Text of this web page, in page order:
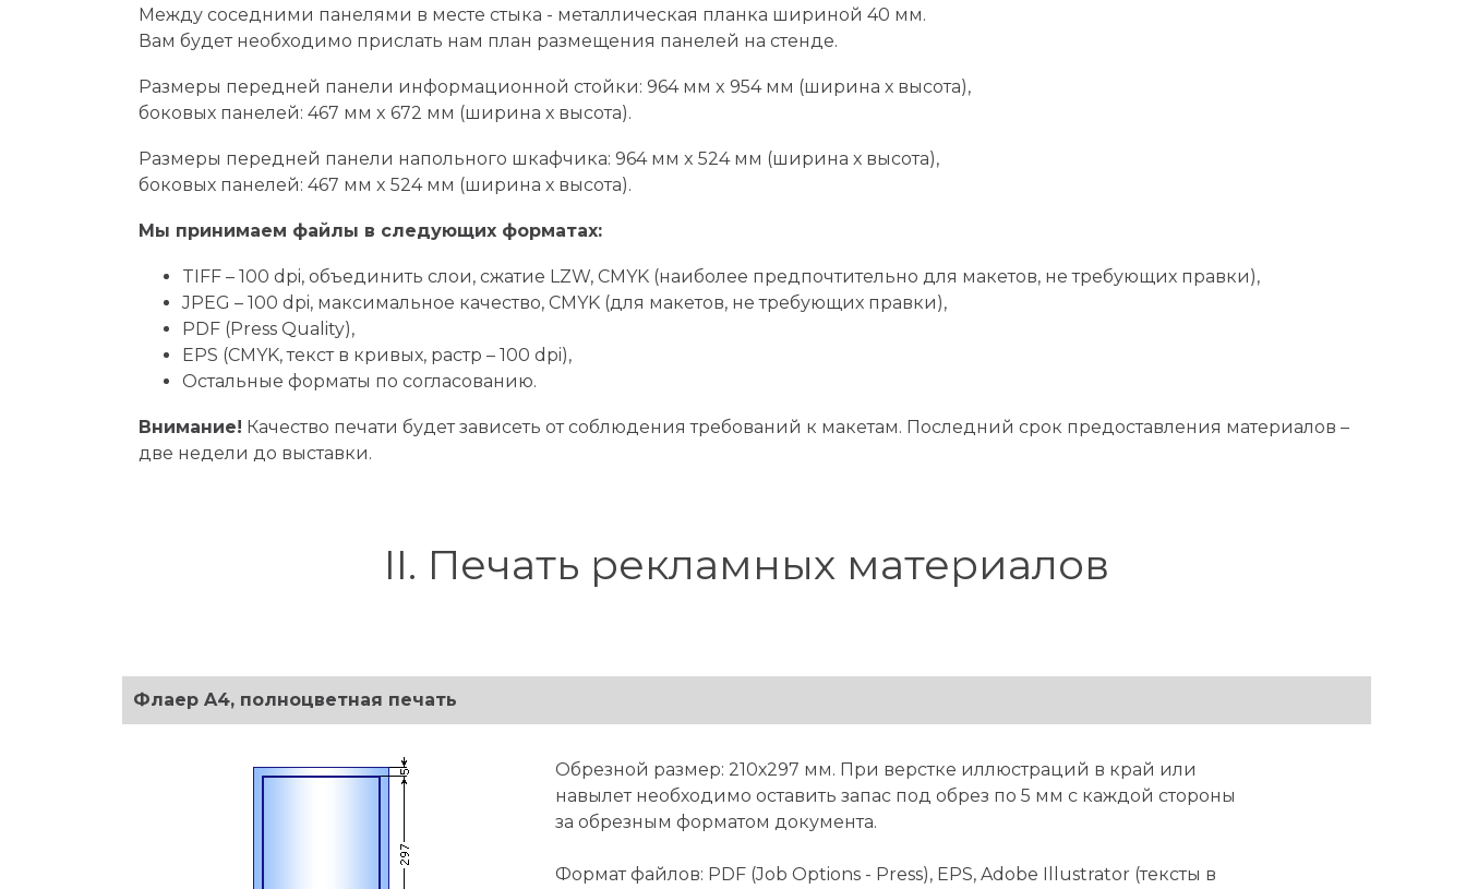
Между соседними панелями в месте стыка - металлическая планка шириной 40 мм.
Вам будет необходимо прислать нам план размещения панелей на стенде.
Размеры передней панели информационной стойки: 964 мм x 954 мм (ширина х высота),
боковых панелей: 467 мм x 672 мм (ширина х высота).
Размеры передней панели напольного шкафчика: 964 мм x 524 мм (ширина х высота),
боковых панелей: 467 мм x 524 мм (ширина х высота).
Мы принимаем файлы в следующих форматах:
TIFF – 100 dpi, объединить слои, сжатие LZW, CMYK (наиболее предпочтительно для макетов, не требующих правки),
JPEG – 100 dpi, максимальное качество, CMYK (для макетов, не требующих правки),
PDF (Press Quality),
EPS (CMYK, текст в кривых, растр – 100 dpi),
Остальные форматы по согласованию.
Внимание! Качество печати будет зависеть от соблюдения требований к макетам. Последний срок предоставления материалов –
две недели до выставки.
II. Печать рекламных материалов
Флаер A4, полноцветная печать
Обрезной размер: 210х297 мм. При верстке иллюстраций в край или
навылет необходимо оставить запас под обрез по 5 мм с каждой стороны
за обрезным форматом документа.
Формат файлов: PDF (Job Options - Press), EPS, Adobe Illustrator (тексты в